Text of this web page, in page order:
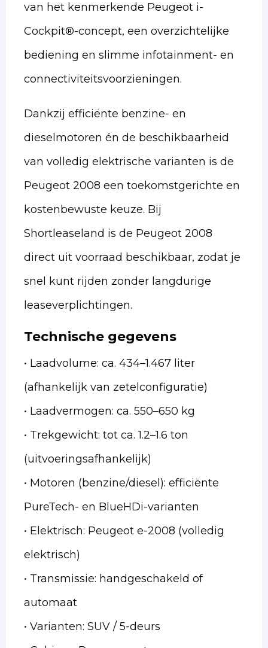
van het kenmerkende Peugeot i-
Cockpit®-concept, een overzichtelijke
bediening en slimme infotainment- en
connectiviteitsvoorzieningen.
Dankzij efficiënte benzine- en
dieselmotoren én de beschikbaarheid
van volledig elektrische varianten is de
Peugeot 2008 een toekomstgerichte en
kostenbewuste keuze. Bij
Shortleaseland is de Peugeot 2008
direct uit voorraad beschikbaar, zodat je
snel kunt rijden zonder langdurige
leaseverplichtingen.
Technische gegevens
• Laadvolume: ca. 434–1.467 liter
(afhankelijk van zetelconfiguratie)
• Laadvermogen: ca. 550–650 kg
• Trekgewicht: tot ca. 1.2–1.6 ton
(uitvoeringsafhankelijk)
• Motoren (benzine/diesel): efficiënte
PureTech- en BlueHDi-varianten
• Elektrisch: Peugeot e-2008 (volledig
elektrisch)
• Transmissie: handgeschakeld of
automaat
• Varianten: SUV / 5-deurs